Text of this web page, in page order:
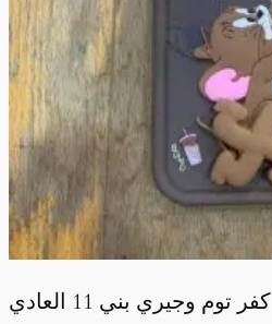
كفر توم وجيري بني 11 العادي